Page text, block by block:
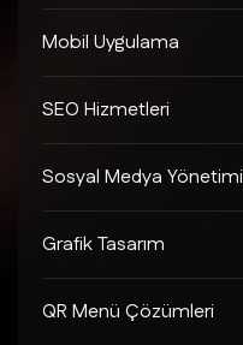
Mobil Uygulama
SEO Hizmetleri
Sosyal Medya Yönetimi
Grafik Tasarım
QR Menü Çözümleri